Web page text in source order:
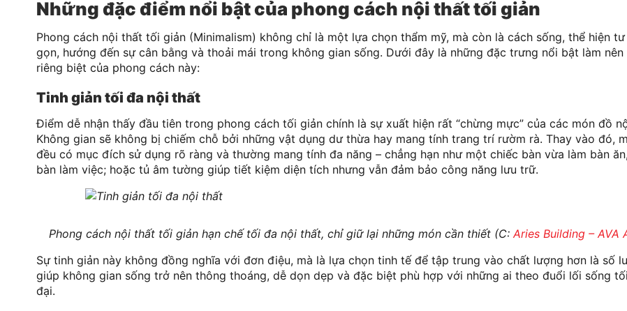
Những đặc điểm nổi bật của phong cách nội thất tối giản
Phong cách nội thất tối giản (Minimalism) không chỉ là một lựa chọn thẩm mỹ, mà còn là cách sống, thể hiện
gọn, hướng đến sự cân bằng và thoải mái trong không gian sống. Dưới đây là những đặc trưng nổi bật làm nên
riêng biệt của phong cách này:
Tinh giản tối đa nội thất
Điểm dễ nhận thấy đầu tiên trong phong cách tối giản chính là sự xuất hiện rất “chừng mực” của các món đồ
Không gian sẽ không bị chiếm chỗ bởi những vật dụng dư thừa hay mang tính trang trí rườm rà. Thay vào đó,
đều có mục đích sử dụng rõ ràng và thường mang tính đa năng – chẳng hạn như một chiếc bàn vừa làm bàn
bàn làm việc; hoặc tủ âm tường giúp tiết kiệm diện tích nhưng vẫn đảm bảo công năng lưu trữ.
Phong cách nội thất tối giản hạn chế tối đa nội thất, chỉ giữ lại những món cần thiết (C: Aries Building – AVA
Sự tinh giản này không đồng nghĩa với đơn điệu, mà là lựa chọn tinh tế để tập trung vào chất lượng hơn là số
giúp không gian sống trở nên thông thoáng, dễ dọn dẹp và đặc biệt phù hợp với những ai theo đuổi lối sống
đại.